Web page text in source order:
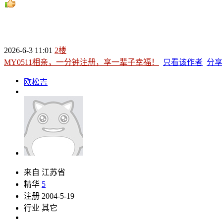
2026-6-3 11:01 2楼
MY0511相亲，一分钟注册，享一辈子幸福！
只看该作者 分
欧松吉
来自 江苏省
精华 5
注册 2004-5-19
行业 其它